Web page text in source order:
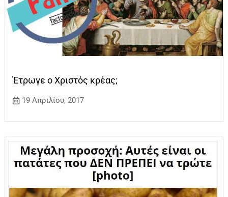
Έτρωγε ο Χριστός κρέας;
19 Απριλίου, 2017